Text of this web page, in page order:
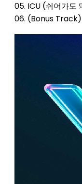
05. ICU (쉬어가도
06. (Bonus